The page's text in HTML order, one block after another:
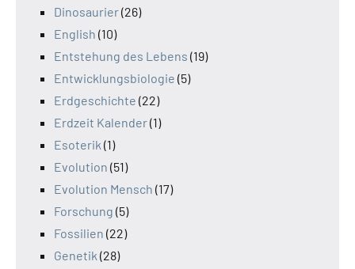
Dinosaurier(26)
English (10)
Entstehung des Lebens (19)
Entwicklungsbiologie (5)
Erdgeschichte (22)
Erdzeit Kalender(1)
Esoterik (1)
Evolution (51)
Evolution Mensch (17)
Forschung (5)
Fossilien (22)
Genetik (28)